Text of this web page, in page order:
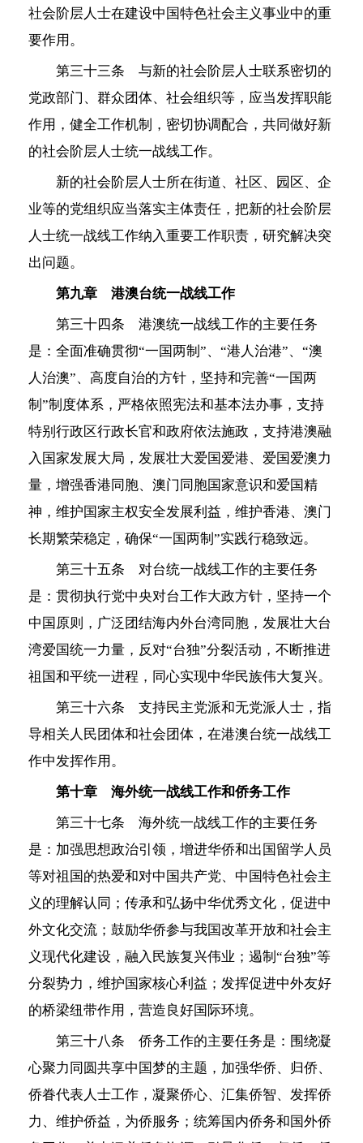
社会阶层人士在建设中国特色社会主义事业中的重
要作用。
第三十三条 与新的社会阶层人士联系密切的
党政部门、群众团体、社会组织等，应当发挥职能
作用，健全工作机制，密切协调配合，共同做好新
的社会阶层人士统一战线工作。
新的社会阶层人士所在街道、社区、园区、企
业等的党组织应当落实主体责任，把新的社会阶层
人士统一战线工作纳入重要工作职责，研究解决突
出问题。
第九章 港澳台统一战线工作
第三十四条 港澳统一战线工作的主要任务
是：全面准确贯彻“一国两制”、“港人治港”、“澳
人治澳”、高度自治的方针，坚持和完善“一国两
制”制度体系，严格依照宪法和基本法办事，支持
特别行政区行政长官和政府依法施政，支持港澳融
入国家发展大局，发展壮大爱国爱港、爱国爱澳力
量，增强香港同胞、澳门同胞国家意识和爱国精
神，维护国家主权安全发展利益，维护香港、澳门
长期繁荣稳定，确保“一国两制”实践行稳致远。
第三十五条 对台统一战线工作的主要任务
是：贯彻执行党中央对台工作大政方针，坚持一个
中国原则，广泛团结海内外台湾同胞，发展壮大台
湾爱国统一力量，反对“台独”分裂活动，不断推进
祖国和平统一进程，同心实现中华民族伟大复兴。
第三十六条 支持民主党派和无党派人士，指
导相关人民团体和社会团体，在港澳台统一战线工
作中发挥作用。
第十章 海外统一战线工作和侨务工作
第三十七条 海外统一战线工作的主要任务
是：加强思想政治引领，增进华侨和出国留学人员
等对祖国的热爱和对中国共产党、中国特色社会主
义的理解认同；传承和弘扬中华优秀文化，促进中
外文化交流；鼓励华侨参与我国改革开放和社会主
义现代化建设，融入民族复兴伟业；遏制“台独”等
分裂势力，维护国家核心利益；发挥促进中外友好
的桥梁纽带作用，营造良好国际环境。
第三十八条 侨务工作的主要任务是：围绕凝
心聚力同圆共享中国梦的主题，加强华侨、归侨、
侨眷代表人士工作，凝聚侨心、汇集侨智、发挥侨
力、维护侨益，为侨服务；统筹国内侨务和国外侨